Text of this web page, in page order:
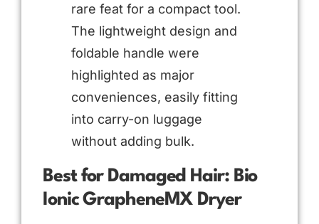
rare feat for a compact tool.
The lightweight design and
foldable handle were
highlighted as major
conveniences, easily fitting
into carry-on luggage
without adding bulk.
Best for Damaged Hair: Bio
Ionic GrapheneMX Dryer